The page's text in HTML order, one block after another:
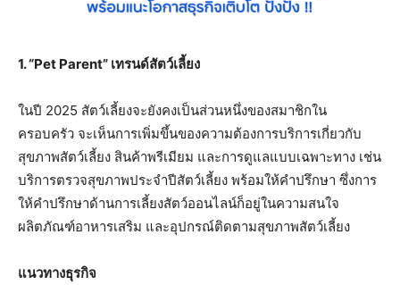
1. “Pet Parent” เทรนด์สัตว์เลี้ยง
ในปี 2025 สัตว์เลี้ยงจะยังคงเป็นส่วนหนึ่งของสมาชิกใน
ครอบครัว จะเห็นการเพิ่มขึ้นของความต้องการบริการเกี่ยวกับ
สุขภาพสัตว์เลี้ยง สินค้าพรีเมียม และการดูแลแบบเฉพาะทาง เช่น
บริการตรวจสุขภาพประจำปีสัตว์เลี้ยง พร้อมให้คำปรึกษา ซึ่งการ
ให้คำปรึกษาด้านการเลี้ยงสัตว์ออนไลน์ก็อยู่ในความสนใจ
ผลิตภัณฑ์อาหารเสริม และอุปกรณ์ติดตามสุขภาพสัตว์เลี้ยง
แนวทางธุรกิจ